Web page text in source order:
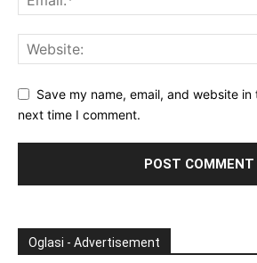
Save my name, email, and website
next time I comment.
Oglasi - Advertisement